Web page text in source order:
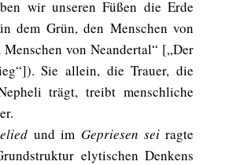
wir unseren Füßen die Erde
dem Grün, den Menschen von
von Neandertal“ [„Der
Sie allein, die Trauer, die
trägt, treibt menschliche
und im Gepriesen seiragte
elytischen Denkens